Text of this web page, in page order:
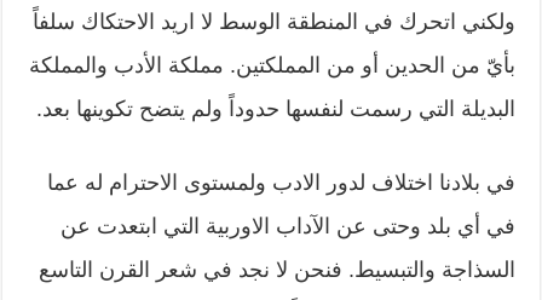
ولكني اتحرك في المنطقة الوسط لا اريد الاحتكاك سلفاً
بأيّ من الحدين أو من المملكتين. مملكة الأدب والمملكة
البديلة التي رسمت لنفسها حدوداً ولم يتضح تكوينها بعد.
في بلادنا اختلاف لدور الادب ولمستوى الاحترام له عما
في أي بلد وحتى عن الآداب الاوربية التي ابتعدت عن
السذاجة والتبسيط. فنحن لا نجد في شعر القرن التاسع